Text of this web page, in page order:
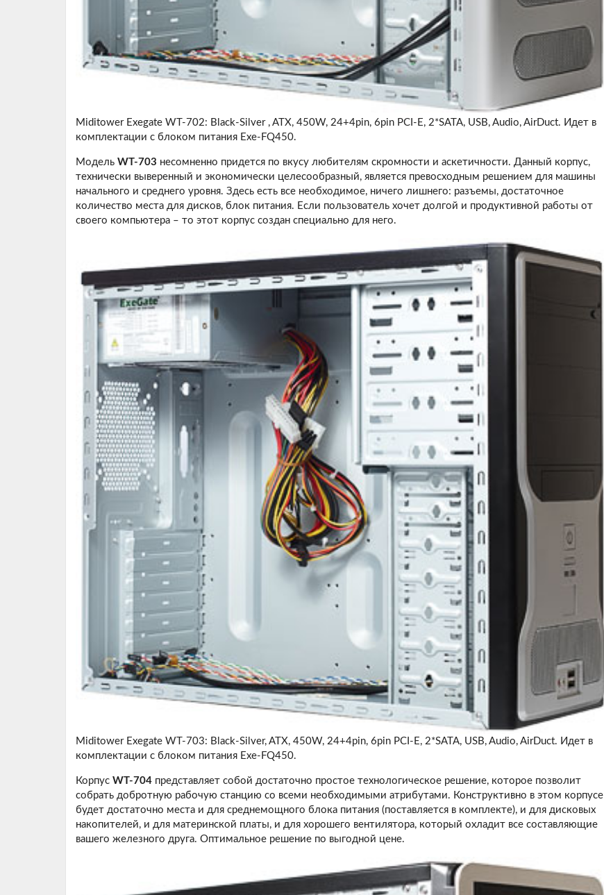
Miditower Exegate WT-702: Black-Silver , ATX, 450W, 24+4pin, 6pin PCI-E, 2*SATA, USB, Audio, AirDuct. Идет в
комплектации с блоком питания Exe-FQ450.
Модель WT-703 несомненно придется по вкусу любителям скромности и аскетичности. Данный корпус,
технически выверенный и экономически целесообразный, является превосходным решением для машины
начального и среднего уровня. Здесь есть все необходимое, ничего лишнего: разъемы, достаточное
количество места для дисков, блок питания. Если пользователь хочет долгой и продуктивной работы от
своего компьютера – то этот корпус создан специально для него.
Miditower Exegate WT-703: Black-Silver, ATX, 450W, 24+4pin, 6pin PCI-E, 2*SATA, USB, Audio, AirDuct. Идет в
комплектации с блоком питания Exe-FQ450.
Корпус WT-704представляет собой достаточно простое технологическое решение, которое позволит
собрать добротную рабочую станцию со всеми необходимыми атрибутами. Конструктивно в этом корпусе
будет достаточно места и для среднемощного блока питания (поставляется в комплекте), и для дисковых
накопителей, и для материнской платы, и для хорошего вентилятора, который охладит все составляющие
вашего железного друга. Оптимальное решение по выгодной цене.